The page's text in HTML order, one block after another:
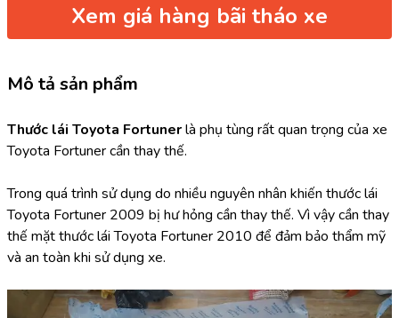
Xem giá hàng bãi tháo xe
Mô tả sản phẩm
Thước lái Toyota Fortuner là phụ tùng rất quan trọng của xe
Toyota Fortuner cần thay thế.
Trong quá trình sử dụng do nhiều nguyên nhân khiến thước lái
Toyota Fortuner 2009 bị hư hỏng cần thay thế. Vì vậy cần thay
thế mặt thước lái Toyota Fortuner 2010 để đảm bảo thẩm mỹ
và an toàn khi sử dụng xe.